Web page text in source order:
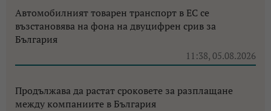
Автомобилният товарен транспорт в ЕС се
възстановява на фона на двуцифрен срив за
България
11:38, 05.08.2026
Продължава да растат сроковете за разплащане
между компаниите в България